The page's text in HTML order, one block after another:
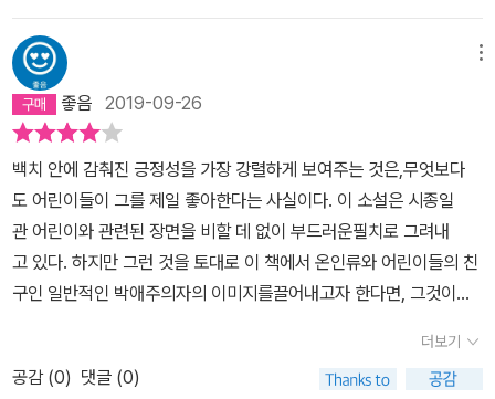
의 함정이었던 건 아닌지. 하나님의 자리는 없이 내 모든 열심으로 그
자리를 채워보려 했던 건 아닌지. '도스토옙스키는 이런 결정적인 변
화를 통해 인간에게 새로운 삶을 강요하려는 의도가 전혀 없다. 이것
이 인간이 종교적 도덕적 가능성의 계단에서 온갖 노력을 집중하여
마침내 도달할 수 있게 된 마지막 단계나 가장 높은 단계가 아니다. 오
히려 새롭게 시작된 자유의 여정에서의 첫 단계인 것이다. 자유의 여
정은 인생의 바닥에서 하나님의 가능성을 향해 시선을 돌릴 때 가시
화된다. 결정적인 변화는 우리가 발버둥치고 억지를 써서 얻어낼 수
있는 것이 아니다. 이는 하나님에 대한 인식과 그분의 영원한 능력에
못했다. 그러나 책에서 말하는 것처럼 인간 자체가 하나의 거대한 질
문이다. 질문을 품고 사는 것, 그 안에서 괴로워 하는 것, 그것을 남김
좋음 2019-09-26
백치 안에 감춰진 긍정성을 가장 강렬하게 보여주는 것은,무엇보다
도 어린이들이 그를 제일 좋아한다는 사실이다. 이 소설은 시종일
관 어린이와 관련된 장면을 비할 데 없이 부드러운필치로 그려내
고 있다. 하지만 그런 것을 토대로 이 책에서 온인류와 어린이들의 친
구인 일반적인 박애주의자의 이미지를끌어내고자 한다면, 그것이야
고 붙임성 있는 자세, 누구라도 쉽게 다가설 수 있는 분위기, 열정적으
로 누군가를 가르치려는 생각이야말로 미시킨 공작에게서 전혀 찾아
더보기
공감 (0) 댓글 (0)